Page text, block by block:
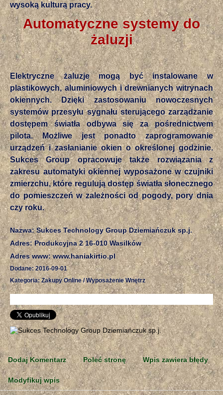
wysoką kulturą pracy.
Automatyczne systemy do
żaluzji
Elektryczne żaluzje mogą być instalowane w
plastikowych, aluminiowych i drewnianych witrynach
okiennych. Dzięki zastosowaniu nowoczesnych
systemów przesyłu sygnału sterującego zarządzanie
dostępem światła odbywa się za pośrednictwem
pilota. Możliwe jest ponadto zaprogramowanie
urządzeń i zasłanianie okien o określonej godzinie.
Sukces Group opracowuje także rozwiązania z
zakresu automatyki okiennej wyposażone w czujniki
zmierzchu, które regulują dostęp światła słonecznego
do pomieszczeń w zależności od pogody, pory dnia
czy roku.
Nazwa: Sukces Technology Group Dziemiańczuk sp.j.
Adres: Produkcyjna 2 16-010 Wasilków
Adres www: www.haniakirtio.pl
Dodane: 2016-09-01
Kategoria: Zakupy Online / Wyposażenie Wnętrz
Dodaj Komentarz Poleć stronę Wpis zawiera błędy
Modyfikuj wpis